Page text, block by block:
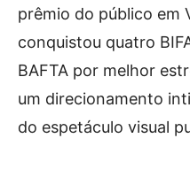
prêmio do público em
conquistou quatro
BAFTA por melhor
um direcionamento
do espetáculo visual